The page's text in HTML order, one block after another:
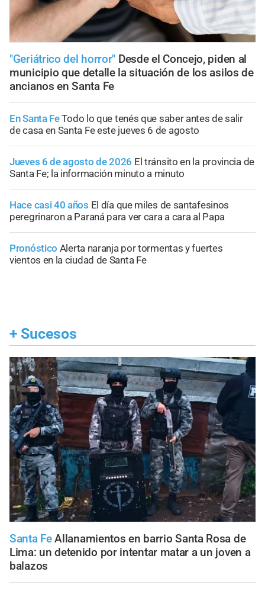
"Geriátrico del horror" Desde el Concejo, piden al
municipio que detalle la situación de los asilos de
ancianos en Santa Fe
En Santa FeTodo lo que tenés que saber antes de salir
de casa en Santa Fe este jueves 6 de agosto
Jueves 6 de agosto de 2026 El tránsito en la provincia de
Santa Fe; la información minuto a minuto
Hace casi 40 años El día que miles de santafesinos
peregrinaron a Paraná para ver cara a cara al Papa
Pronóstico Alerta naranja por tormentas y fuertes
vientos en la ciudad de Santa Fe
+ Sucesos
Santa Fe Allanamientos en barrio Santa Rosa de
Lima: un detenido por intentar matar a un joven a
balazos